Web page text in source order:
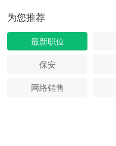
为您推荐
最新职位
保安
网络销售